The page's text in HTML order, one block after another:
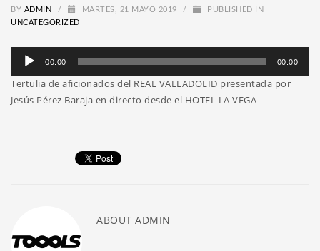
BY ADMIN / MARTES, 21 MAYO 2019 /
PUBLISHED IN
UNCATEGORIZED
Reproductor
audio
00:00 00:00
Tertulia de aficionados del REAL VALLADOLID presentada por
Jesús Pérez Baraja en directo desde el HOTEL LA VEGA
ABOUT ADMIN